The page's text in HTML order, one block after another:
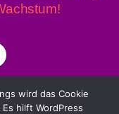
About
wird das Cookie
hilft WordPress